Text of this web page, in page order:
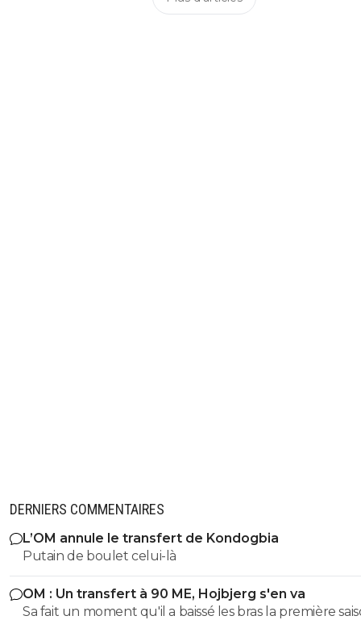
DERNIERS COMMENTAIRES
L’OM annule le transfert de Kondogbia
Putain de boulet celui-là
OM : Un transfert à 90 ME, Hojbjerg s'en va
Sa fait un moment qu'il a baissé les bras la première